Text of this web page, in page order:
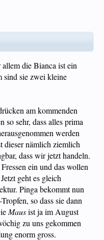
die Bianca ist ein
sind sie zwei kleine
am kommenden
sehr, dass alles prima
werden
dieser nämlich ziemlich
dass wir jetzt handeln.
ein und das wollen
geht es gleich
Pinga bekommt nun
so dass sie dann
Mausist ja im August
zu uns gekommen
enorm gross.